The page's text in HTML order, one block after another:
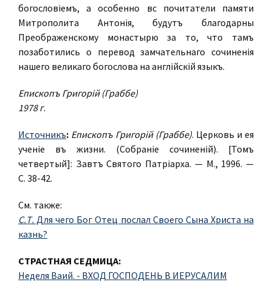
богословіемъ, а особенно всѣ почитатели памяти
Митрополита Антонія, будутъ благодарны
Преображенскому монастырю за то, что тамъ
позаботились о переводѣ замѣчательнаго сочиненія
нашего великаго богослова на англійскій языкъ.
Епископъ Григорій (Граббе)
1978 г.
Источникъ: Епископъ Григорій (Граббе). Церковь и ея
ученіе въ жизни. (Собраніе сочиненій). [Томъ
четвертый]: Завѣтъ Святого Патріарха. — М., 1996. —
С. 38-42.
См. также:
С.Т. Для чего Бог Отец послал Своего Сына Христа на
казнь?
СТРАСТНАЯ СЕДМИЦА:
Неделя Ваий. - ВХОД ГОСПОДЕНЬ В ИЕРУСАЛИМ